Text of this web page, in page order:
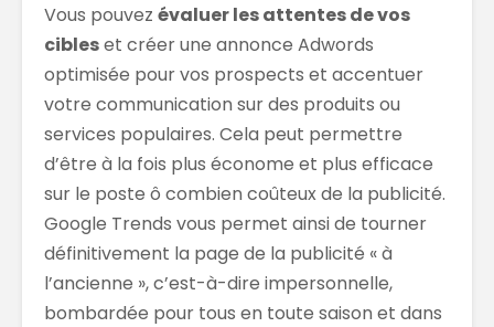
Vous pouvez évaluer les attentes de vos
cibleset créer une annonce Adwords
optimisée pour vos prospects et accentuer
votre communication sur des produits ou
services populaires. Cela peut permettre
d’être à la fois plus économe et plus efficace
sur le poste ô combien coûteux de la publicité.
Google Trends vous permet ainsi de tourner
définitivement la page de la publicité « à
l’ancienne », c’est-à-dire impersonnelle,
bombardée pour tous en toute saison et dans